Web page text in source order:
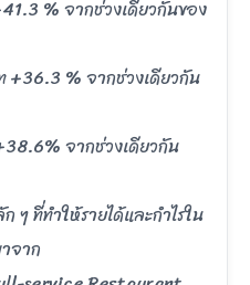
% จากช่วงเดียวกันของ
% จากช่วงเดียวกัน
จากช่วงเดียวกัน
ๆ ที่ทำให้รายได้และกำไรใน
จาก